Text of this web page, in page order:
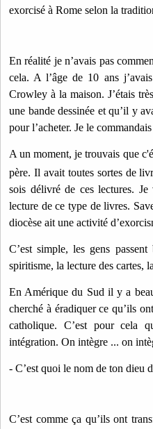
exorcisé à Rome selon la
En réalité je n’avais pas
cela. A l’âge de 10 ans
Crowley à la maison. J’étais
une bande dessinée et qu’il y
pour l’acheter. Je le
A un moment, je trouvais que
père. Il avait toutes sortes de
sois délivré de ces lectures.
lecture de ce type de livres.
diocèse ait une activité
C’est simple, les gens
spiritisme, la lecture des cartes,
En Amérique du Sud il y a
cherché à éradiquer ce qu’ils
catholique. C’est pour cela
intégration. On intègre ... on
- C’est quoi le nom de ton dieu
C’est comme ça qu’ils ont